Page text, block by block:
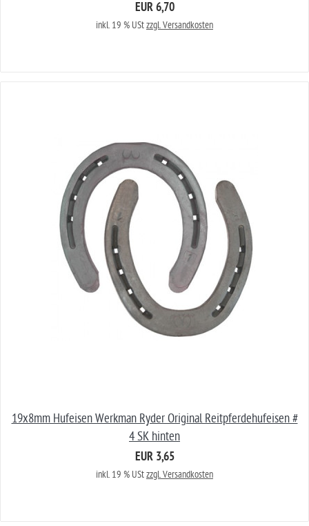
EUR 6,70
inkl. 19 % UStzzgl. Versandkosten
19x8mm Hufeisen Werkman Ryder Original Reitpferdehufeisen #
4 SK hinten
EUR 3,65
inkl. 19 % UStzzgl. Versandkosten